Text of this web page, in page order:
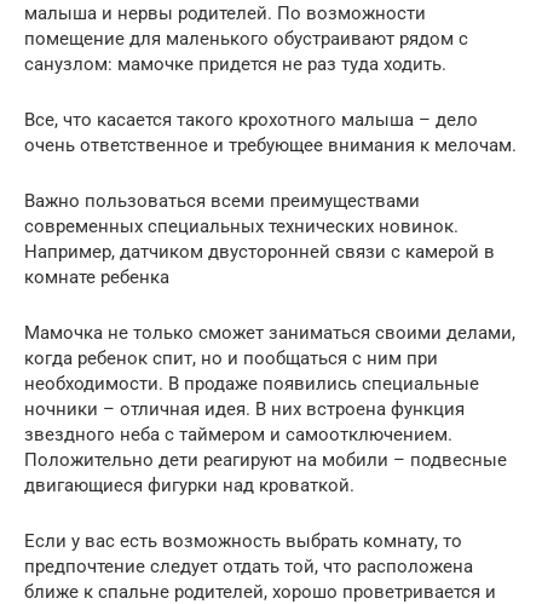
малыша и нервы родителей. По возможности
помещение для маленького обустраивают рядом с
санузлом: мамочке придется не раз туда ходить.
Все, что касается такого крохотного малыша – дело
очень ответственное и требующее внимания к мелочам.
Важно пользоваться всеми преимуществами
современных специальных технических новинок.
Например, датчиком двусторонней связи с камерой в
комнате ребенка
Мамочка не только сможет заниматься своими делами,
когда ребенок спит, но и пообщаться с ним при
необходимости. В продаже появились специальные
ночники – отличная идея. В них встроена функция
звездного неба с таймером и самоотключением.
Положительно дети реагируют на мобили – подвесные
двигающиеся фигурки над кроваткой.
Если у вас есть возможность выбрать комнату, то
предпочтение следует отдать той, что расположена
ближе к спальне родителей, хорошо проветривается и